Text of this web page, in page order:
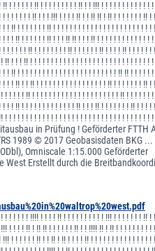
! ! ! ! ! ! !! ! ! ! ! ! ! ! ! ! !! ! ! !!! ! ! ! ! ! ! ! ! ! ! ! !
! ! ! ! ! ! !! ! ! ! !!! ! ! ! ! !! ! ! !! !! ! !! ! ! ! ! ! ! ! !! !
! !! ! ! ! ! ! ! ! !! ! ! ! ! ! ! ! ! ! ! ! ! ! ! ! ! ! ! ! ! ! ! ! !
! ! !! ! ! ! ! ! ! !! ! ! ! !! !! ! ! ! !! ! ! ! ! ! ! ! ! ! ! ! ! !
! ! ! ! ! !! ! ! ! ! ! ! ! ! !! ! ! ! ! ! ! !! ! ! ! ! !! ! ! ! ! ! !
!! ! ! ! !! ! ! ! ! ! ! ! ! ! ! ! ! ! ! ! ! ! ! ! ! ! ! ! ! ! ! ! ! !
! !! ! ! ! ! ! ! ! ! ! ! ! ! ! ! ! ! ! ! ! ! ! ! ! ! !! !! ! ! ! ! !
! ! !! ! ! !! ! ! ! ! ! ! ! ! ! ! ! ! ! ! ! ! ! !! ! ! ! ! ! ! ! !! !
! ! ! ! ! !! ! ! ! ! ! ! ! ! ! ! ! ! ! ! ! ! ! ! ! ! ! !! ! ! ! ! ! !
! ! !! ! ! ! ! ! ! ! ! ! ! ! ! ! !! ! ! ! !! ! ! ! ! ! ! ! !! ! ! ! !
! ! ! ! ! ! ! ! ! ! ! ! ! ! ! ! ! ! ! ! ! ! ! ! ! ! ! ! ! ! ! ! ! ! !
in Prüfung ! Geförderter FTTH
1989 © 2017 Geobasisdaten BKG ...
Omniscale 1:15.000 Geförderter
West Erstellt durch die
! ! ! ! ! ! !!!! ! ! ! ! !! ! ! ! ! ! ! ! ! ! ! !!! ! ! ! ! ! ! ! !! !
! ! ! ! !! ! !! !! ! ! ! ! ! ! !! ! ! !!!! !! ! !! ! ! ! ! ! ! ! ! !
! ! ! ! ! ! !! ! ! !! ! !! ! ! ! ! !! ! ! ! ! ! ! ! ! ! ! ! ! ! ! !